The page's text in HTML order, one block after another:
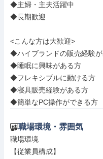
◆主婦・主夫活躍中
◆長期歓迎
<こんな方は大歓迎>
◆ハイブランドの販売経験
◆睡眠に興味がある方
◆フレキシブルに動ける方
◆寝具販売経験がある方
◆簡単なPC操作ができる方
職場環境・雰囲気
職場環境
【従業員構成】